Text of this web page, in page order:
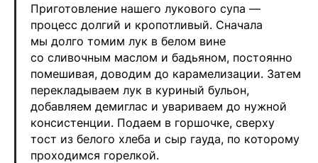
Приготовление нашего лукового супа —
процесс долгий и кропотливый. Сначала
мы долго томим лук в белом вине
со сливочным маслом и бадьяном, постоянно
помешивая, доводим до карамелизации. Затем
перекладываем лук в куриный бульон,
добавляем демиглас и увариваем до нужной
консистенции. Подаем в горшочке, сверху
тост из белого хлеба и сыр гауда, по которому
проходимся горелкой.